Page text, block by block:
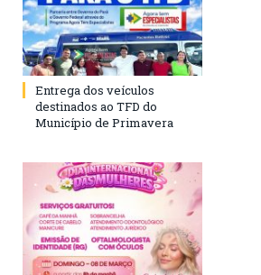
Entrega dos veículos
destinados ao TFD do
Município de Primavera